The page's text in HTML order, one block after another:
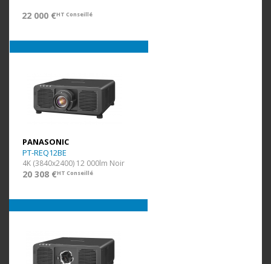
22 000 €HT Conseillé
PANASONIC
PT-REQ12BE
4K (3840x2400) 12 000lm Noir
20 308 €HT Conseillé